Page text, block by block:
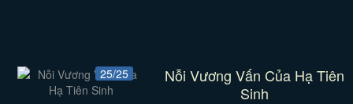
25/25
Nỗi Vương Vấn Của Hạ Tiên
Sinh